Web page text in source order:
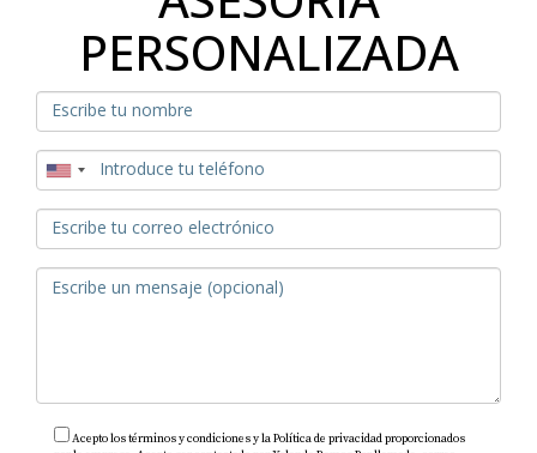
PERSONALIZADA
Acepto los términos y condiciones y la Política de privacidad proporcionados